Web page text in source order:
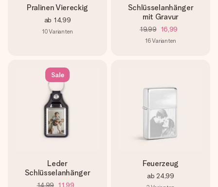
Pralinen Viereckig
ab 14,99
10Varianten
Schlüsselanhänger
mit Gravur
19,99 16,99
16Varianten
Sale
Leder
Schlüsselanhänger
14,99 11,99
Feuerzeug
ab 24,99